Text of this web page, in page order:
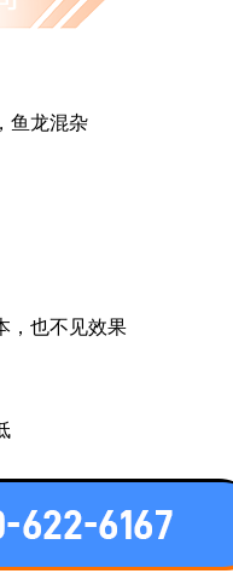
鱼龙混杂
，也不见效果